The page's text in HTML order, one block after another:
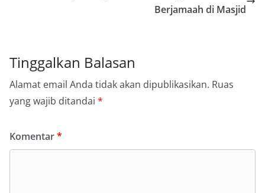
Berjamaah di Masjid
Tinggalkan Balasan
Alamat email Anda tidak akan dipublikasikan. Ruas
yang wajib ditandai *
Komentar*